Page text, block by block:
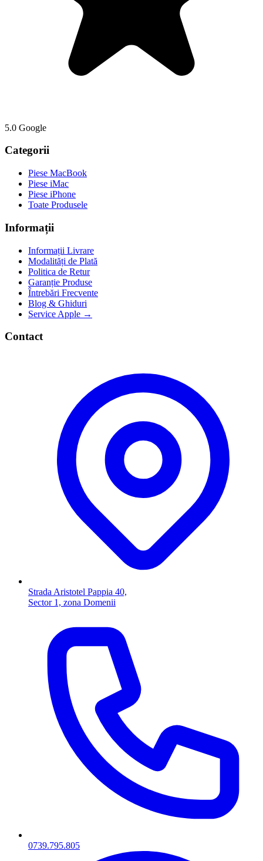
5.0 Google
Categorii
Piese MacBook
Piese iMac
Piese iPhone
Toate Produsele
Informații
Informații Livrare
Modalități de Plată
Politica de Retur
Garanție Produse
Întrebări Frecvente
Blog & Ghiduri
Service Apple →
Contact
Strada Aristotel Pappia 40,
Sector 1, zona Domenii
0739.795.805